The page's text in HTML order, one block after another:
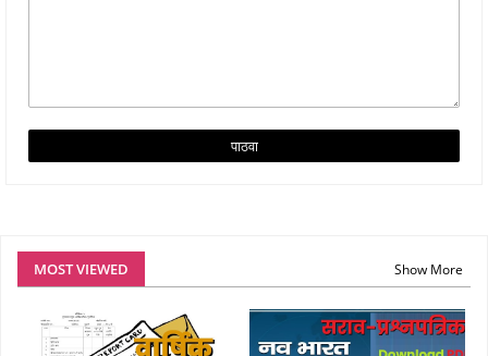
MOST VIEWED Show More